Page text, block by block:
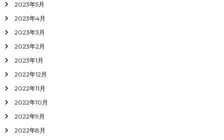
2023年5月
2023年4月
2023年3月
2023年2月
2023年1月
2022年12月
2022年11月
2022年10月
2022年9月
2022年8月